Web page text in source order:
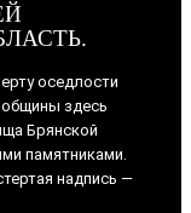
оседлости
общины здесь
Брянской
памятниками.
надпись —